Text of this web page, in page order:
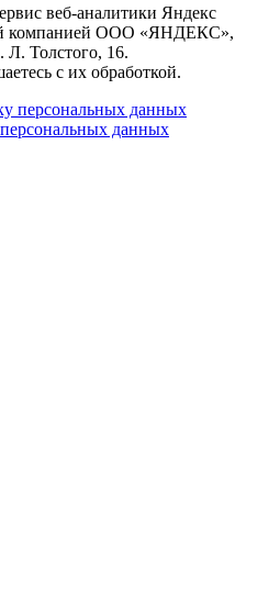
веб-аналитики Яндекс
компанией ООО «ЯНДЕКС»,
Л. Толстого, 16.
с их обработкой.
персональных данных
данных